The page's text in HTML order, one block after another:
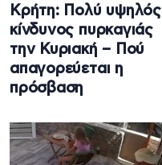
Κρήτη: Πολύ υψηλός
κίνδυνος πυρκαγιάς
την Κυριακή – Πού
απαγορεύεται η
πρόσβαση